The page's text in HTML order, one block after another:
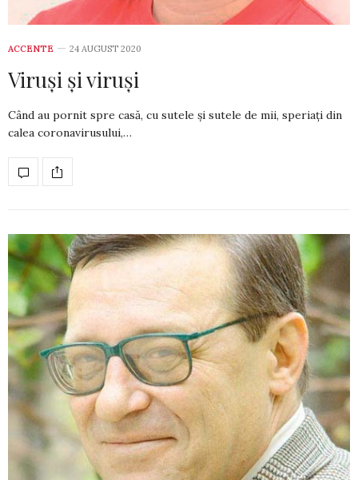
ACCENTE 24 AUGUST 2020
Viruși și viruși
Când au pornit spre casă, cu sutele și sutele de mii, speriați din
calea coro­na­virusului,…